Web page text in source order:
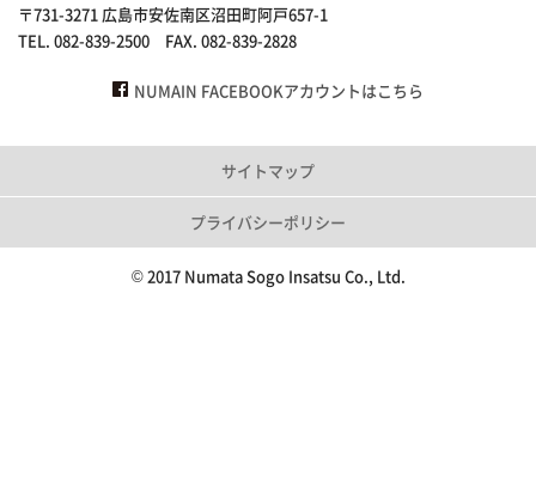
〒731-3271 広島市安佐南区沼田町阿戸657-1
TEL. 082-839-2500 FAX. 082-839-2828
NUMAIN FACEBOOKアカウントはこちら
サイトマップ
プライバシーポリシー
© 2017 Numata Sogo Insatsu Co., Ltd.